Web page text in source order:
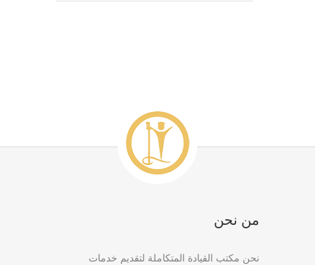
من نحن
نحن مكتب القيادة المتكاملة لتقديم خدمات